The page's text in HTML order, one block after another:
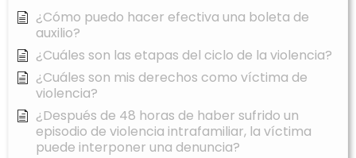
¿Cómo puedo hacer efectiva una boleta de
auxilio?
¿Cuáles son las etapas del ciclo de la violencia?
¿Cuáles son mis derechos como víctima de
violencia?
¿Después de 48 horas de haber sufrido un
episodio de violencia intrafamiliar, la víctima
puede interponer una denuncia?